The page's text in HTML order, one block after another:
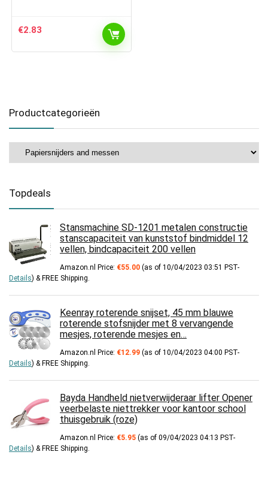
€2.83
Productcategorieën
Topdeals
Stansmachine SD-1201 metalen constructie
stanscapaciteit van kunststof bindmiddel 12
vellen, bindcapaciteit 200 vellen
Amazon.nl Price: €55.00 (as of 10/04/2023 03:51 PST-
Details) & FREE Shipping.
Keenray roterende snijset, 45 mm blauwe
roterende stofsnijder met 8 vervangende
mesjes, roterende mesjes en…
Amazon.nl Price: €12.99 (as of 10/04/2023 04:00 PST-
Details) & FREE Shipping.
Bayda Handheld nietverwijderaar lifter Opener
veerbelaste niettrekker voor kantoor school
thuisgebruik (roze)
Amazon.nl Price: €5.95 (as of 09/04/2023 04:13 PST-
Details) & FREE Shipping.